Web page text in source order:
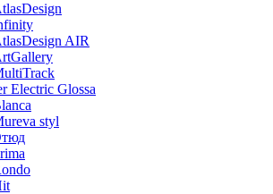
AIR
Electric Glossa
styl